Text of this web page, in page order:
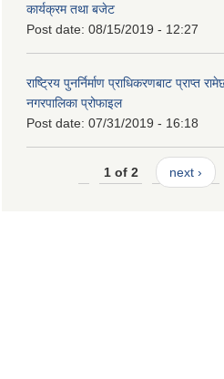
कार्यक्रम तथा बजेट
Post date: 08/15/2019 - 12:27
राष्ट्रिय पुनर्निर्माण प्राधिकरणबाट प्राप्त
नगरपालिका प्रोफाइल
Post date: 07/31/2019 - 16:18
1 of 2 next ›